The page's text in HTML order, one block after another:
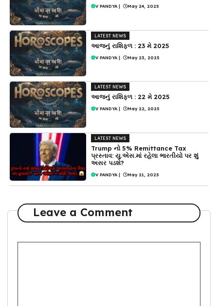
V PANDYA | May 24, 2025
LATEST NEWS
આજનું રાશિફળ : 23 મે 2025
V PANDYA | May 23, 2025
LATEST NEWS
આજનું રાશિફળ : 22 મે 2025
V PANDYA May 22, 2025
LATEST NEWS
Trump નો 5% Remittance Tax
પ્રસ્તાવ: યુ.એસ.માં રહેલા ભારતીયો પર શું
અસર પડશે?
V PANDYA May 21, 2025
Leave a Comment